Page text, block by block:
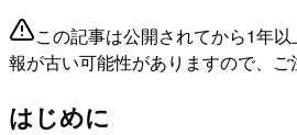
この記事は公開されてから1年
報が古い可能性がありますので、ご
はじめに